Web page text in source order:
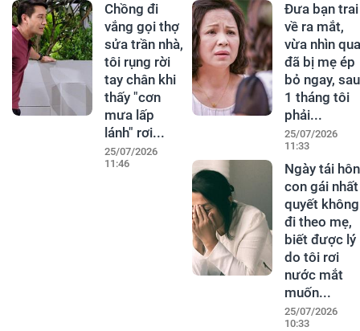
Chồng đi
vắng gọi thợ
sửa trần nhà,
tôi rụng rời
tay chân khi
thấy "cơn
mưa lấp
lánh" rơi...
25/07/2026
11:46
Đưa bạn trai
về ra mắt,
vừa nhìn qua
đã bị mẹ ép
bỏ ngay, sau
1 tháng tôi
phải...
25/07/2026
11:33
Ngày tái
con gái nhất
quyết không
đi theo mẹ,
biết được lý
do tôi rơi
nước mắt
muốn...
25/07/2026
10:33